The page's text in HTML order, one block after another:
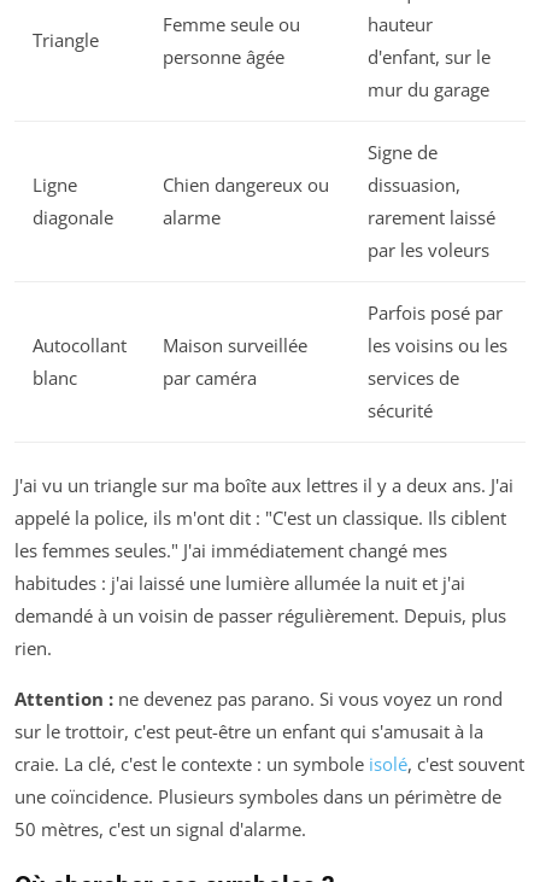
Triangle
Femme seule ou
personne âgée
hauteur
d'enfant, sur le
mur du garage
Ligne
diagonale
Chien dangereux ou
alarme
Signe de
dissuasion,
rarement laissé
par les voleurs
Autocollant
blanc
Maison surveillée
par caméra
Parfois posé par
les voisins ou les
services de
sécurité
J'ai vu un triangle sur ma boîte aux lettres il y a deux ans. J'ai
appelé la police, ils m'ont dit : "C'est un classique. Ils ciblent
les femmes seules." J'ai immédiatement changé mes
habitudes : j'ai laissé une lumière allumée la nuit et j'ai
demandé à un voisin de passer régulièrement. Depuis, plus
rien.
Attention : ne devenez pas parano. Si vous voyez un rond
sur le trottoir, c'est peut-être un enfant qui s'amusait à la
craie. La clé, c'est le contexte : un symbole isolé, c'est souvent
une coïncidence. Plusieurs symboles dans un périmètre de
50 mètres, c'est un signal d'alarme.